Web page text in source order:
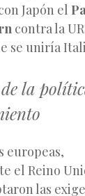
Japón el
contra la
se uniría
la
europeas,
el Reino
las